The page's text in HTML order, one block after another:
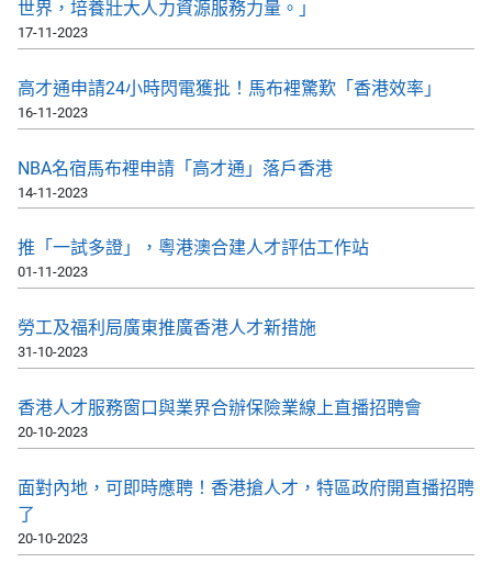
世界，培養壯大人力資源服務力量。」
17-11-2023
高才通申請24小時閃電獲批！馬布裡驚歎「香港效率」
16-11-2023
NBA名宿馬布裡申請「高才通」落戶香港
14-11-2023
推「一試多證」，粵港澳合建人才評估工作站
01-11-2023
勞工及福利局廣東推廣香港人才新措施
31-10-2023
香港人才服務窗口與業界合辦保險業線上直播招聘會
20-10-2023
面對內地，可即時應聘！香港搶人才，特區政府開直播招聘
了
20-10-2023